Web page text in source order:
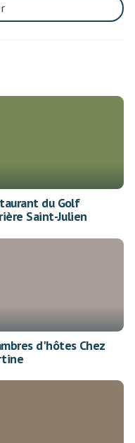
du Golf
Saint-Julien
d'hôtes Chez